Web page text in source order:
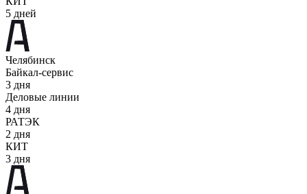
5 дней
Челябинск
Байкал-сервис
3 дня
Деловые линии
4 дня
РАТЭК
2 дня
КИТ
3 дня